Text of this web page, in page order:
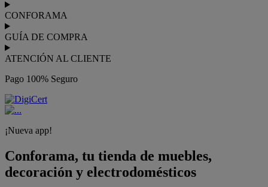
CONFORAMA
GUÍA DE COMPRA
ATENCIÓN AL CLIENTE
Pago 100% Seguro
¡Nueva app!
Conforama, tu tienda de muebles,
decoración y electrodomésticos